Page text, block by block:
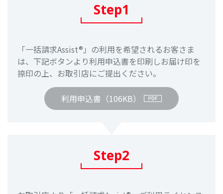
Step1
「一括請求Assist®」の利用を希望されるお客さま
は、下記ボタンより利用申込書を印刷しお届け印を
捺印の上、お取引店にご提出ください。
利用申込書（106KB）
Step2